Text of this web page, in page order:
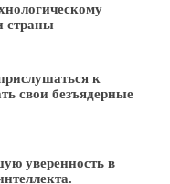
страны
к
свои безъядерные
уверенность в